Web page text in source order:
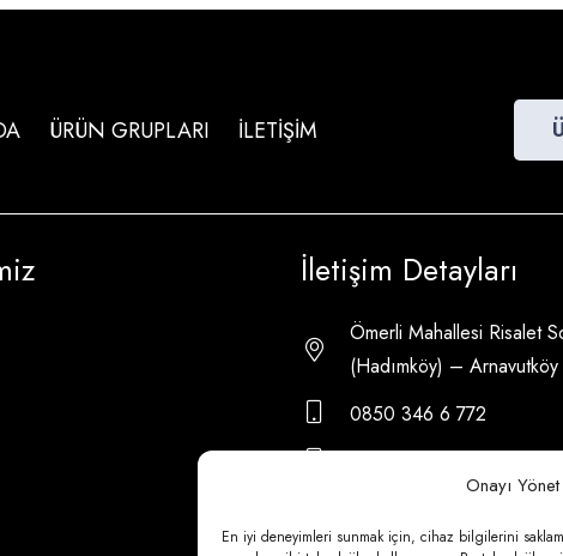
Onayı Yönet
En iyi deneyimleri sunmak için, cihaz bilgilerini
ÜRÜN GRUPLARI İLETİŞİM
İletişim Detayları
Ömerli Mahallesi Risalet
(Hadımköy) –
0850 346 6 772